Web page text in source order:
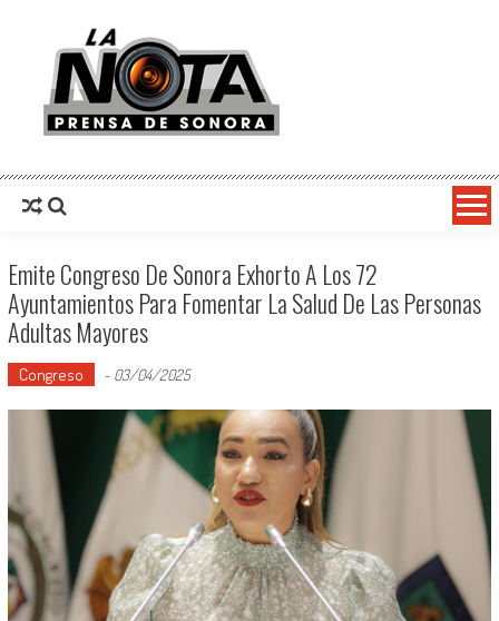
La Nota Prensa De Sonora
Emite Congreso De Sonora Exhorto A Los 72
Ayuntamientos Para Fomentar La Salud De Las Personas
Adultas Mayores
Congreso - 03/04/2025